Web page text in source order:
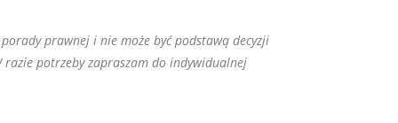
prawnej i nie może być podstawą decyzji
potrzeby zapraszam do indywidualnej